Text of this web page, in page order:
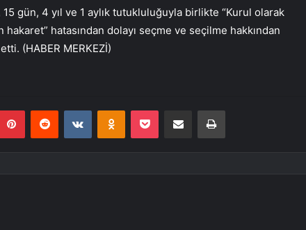
15 gün, 4 yıl ve 1 aylık tutukluluğuyla birlikte “Kurul olarak
hatasından dolayı seçme ve seçilme hakkından
(HABER MERKEZİ)
PinterestReddit VKontakteOdnoklassniki
Pocket E-Posta ile paylaş Yazdır